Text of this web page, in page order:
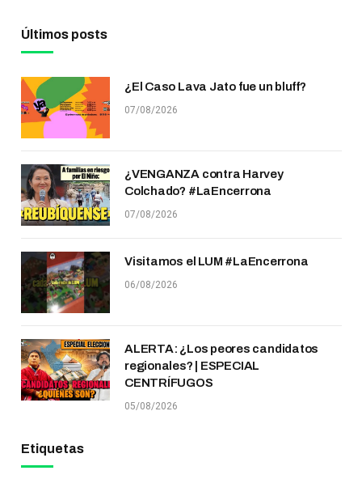
Últimos posts
¿El Caso Lava Jato fue un bluff?
07/08/2026
¿VENGANZA contra Harvey
Colchado? #LaEncerrona
07/08/2026
Visitamos el LUM #LaEncerrona
06/08/2026
ALERTA: ¿Los peores candidatos
regionales? | ESPECIAL
CENTRÍFUGOS
05/08/2026
Etiquetas